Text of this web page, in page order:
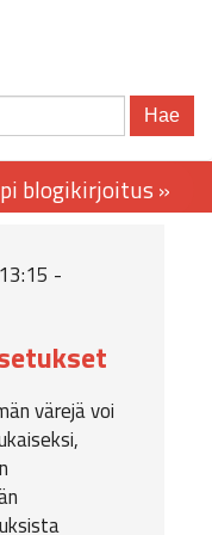
Hae
-
värejä voi